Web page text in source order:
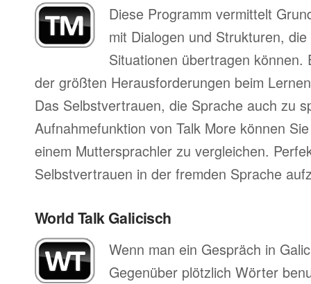
Diese Programm vermittelt
mit Dialogen und Strukturen,
Situationen übertragen können.
der größten Herausforderungen beim
Das Selbstvertrauen, die Sprache auch zu
Aufnahmefunktion von Talk More können
einem Muttersprachler zu vergleichen.
Selbstvertrauen in der fremden Sprache
World Talk Galicisch
Wenn man ein Gespräch in
Gegenüber plötzlich Wörter